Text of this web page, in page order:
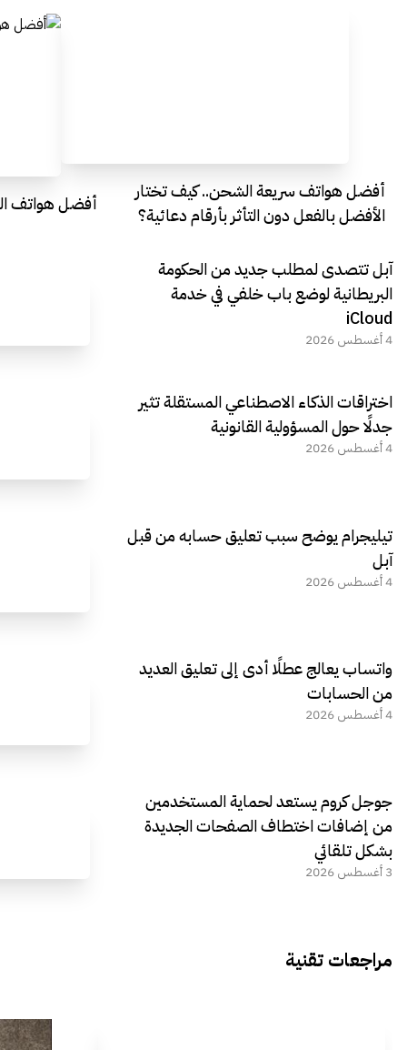
أفضل هواتف سريعة الشحن.. كيف تختار
الأفضل بالفعل دون التأثر بأرقام دعائية؟
أفضل هواتف
آبل تتصدى لمطلب جديد من الحكومة
البريطانية لوضع باب خلفي في خدمة
iCloud
4 أغسطس 2026
اختراقات الذكاء الاصطناعي المستقلة تثير
جدلًا حول المسؤولية القانونية
4 أغسطس 2026
تيليجرام يوضح سبب تعليق حسابه من قبل
آبل
4 أغسطس 2026
واتساب يعالج عطلًا أدى إلى تعليق العديد
من الحسابات
4 أغسطس 2026
جوجل كروم يستعد لحماية المستخدمين
من إضافات اختطاف الصفحات الجديدة
بشكل تلقائي
3 أغسطس 2026
مراجعات تقنية